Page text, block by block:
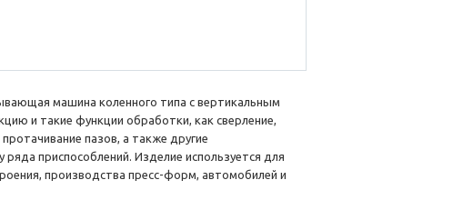
машина коленного типа с вертикальным
и такие функции обработки, как сверление,
пазов, а также другие
приспособлений. Изделие используется для
производства пресс-форм, автомобилей и